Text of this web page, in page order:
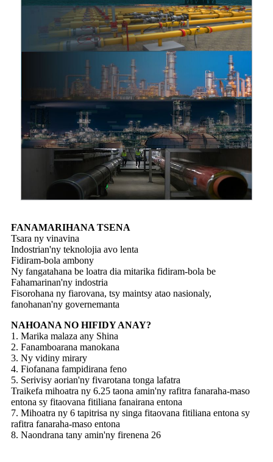
FANAMARIHANA TSENA
Tsara ny vinavina
Indostrian'ny teknolojia avo lenta
Fidiram-bola ambony
Ny fangatahana be loatra dia mitarika fidiram-bola be
Fahamarinan'ny indostria
Fisorohana ny fiarovana, tsy maintsy atao nasionaly,
fanohanan'ny governemanta
NAHOANA NO HIFIDY ANAY?
1. Marika malaza any Shina
2. Fanamboarana manokana
3. Ny vidiny mirary
4. Fiofanana fampidirana feno
5. Serivisy aorian'ny fivarotana tonga lafatra
Traikefa mihoatra ny 6.25 taona amin'ny rafitra fanaraha-maso
entona sy fitaovana fitiliana fanairana entona
7. Mihoatra ny 6 tapitrisa ny singa fitaovana fitiliana entona sy
rafitra fanaraha-maso entona
8. Naondrana tany amin'ny firenena 26